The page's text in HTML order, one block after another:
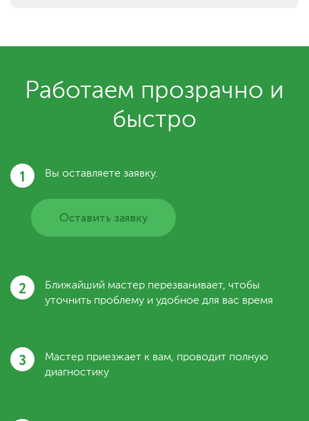
Работаем прозрачно и
быстро
1 Вы оставляете заявку.
Оставить заявку
2
Ближайший мастер перезванивает, чтобы
уточнить проблему и удобное для вас время
3
Мастер приезжает к вам, проводит полную
диагностику